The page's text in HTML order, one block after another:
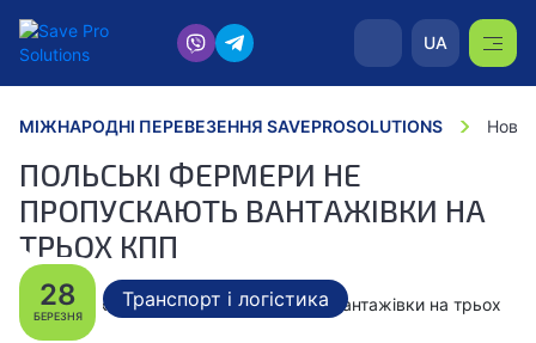
UA
МІЖНАРОДНІ ПЕРЕВЕЗЕННЯ SAVEPROSOLUTIONS
ПОЛЬСЬКІ ФЕРМЕРИ НЕ
ПРОПУСКАЮТЬ ВАНТАЖІВКИ НА
ТРЬОХ КПП
28
БЕРЕЗНЯ
Транспорт і логістика